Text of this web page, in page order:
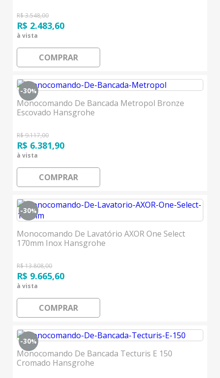
R$ 3.548,00
R$ 2.483,60
à vista
COMPRAR
-30%
Monocomando De Bancada Metropol Bronze
Escovado Hansgrohe
R$ 9.117,00
R$ 6.381,90
à vista
COMPRAR
-30%
Monocomando De Lavatório AXOR One Select
170mm Inox Hansgrohe
R$ 13.808,00
R$ 9.665,60
à vista
COMPRAR
-30%
Monocomando De Bancada Tecturis E 150
Cromado Hansgrohe